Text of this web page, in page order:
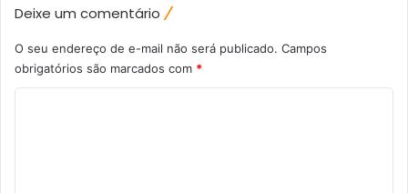
Deixe um comentário
O seu endereço de e-mail não será publicado. Campos
obrigatórios são marcados com *